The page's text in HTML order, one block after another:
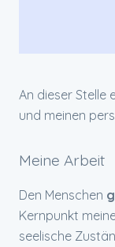
An dieser Stelle
und meinen
Meine Arbeit
Den Menschen
Kernpunkt
seelische